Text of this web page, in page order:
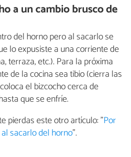
a un cambio brusco de
del horno pero al sacarlo se
lo expusiste a una corriente de
terraza, etc.). Para la próxima
de la cocina sea tibio (cierra las
el bizcocho cerca de
que se enfríe.
pierdas este otro artículo: "Por
sacarlo del horno".